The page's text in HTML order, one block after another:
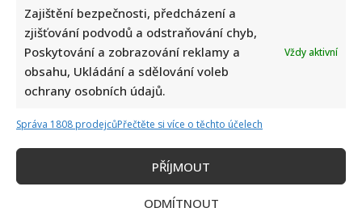
Zajištění bezpečnosti, předcházení a
zjišťování podvodů a odstraňování chyb,
Poskytování a zobrazování reklamy a
obsahu, Ukládání a sdělování voleb
ochrany osobních údajů.
Vždy aktivní
Správa 1808 prodejcůPřečtěte si více o těchto účelech
PŘÍJMOUT
ODMÍTNOUT
Petr Kotvald a Stanislav Hložek otevřeně o svých
důchodech: Oba si stále musí přivydělávat
Linda Finková podpořila Jana Cinu po kritice od člena SPD:
Upozornila na téma, které rozděluje společnost